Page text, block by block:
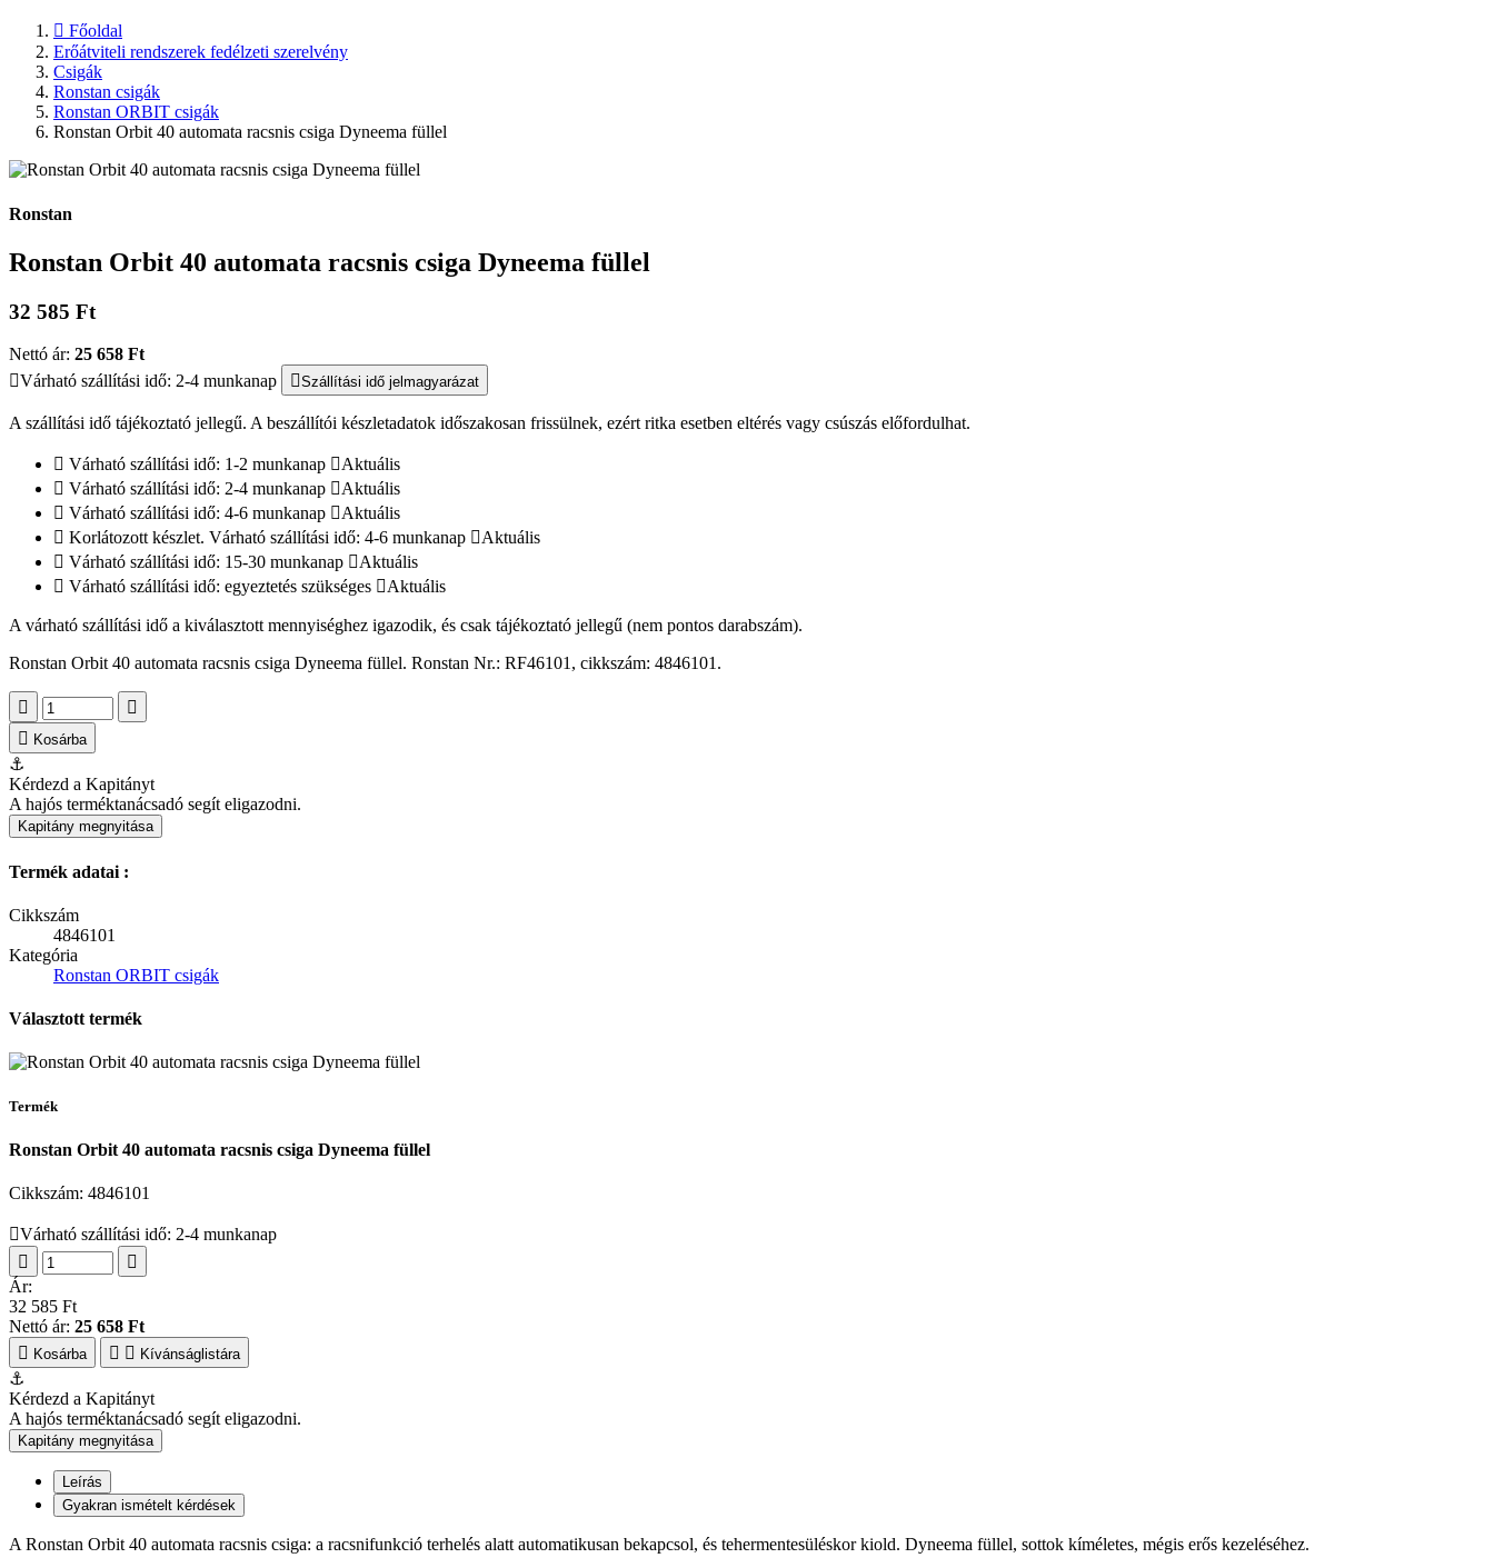
Főoldal
Erőátviteli rendszerek fedélzeti szerelvény
Csigák
Ronstan csigák
Ronstan ORBIT csigák
Ronstan Orbit 40 automata racsnis csiga Dyneema füllel
Ronstan
Ronstan Orbit 40 automata racsnis csiga Dyneema füllel
32 585 Ft
Nettó ár: 25 658 Ft
Várható szállítási idő: 2-4 munkanap
Szállítási idő jelmagyarázat
A szállítási idő tájékoztató jellegű. A beszállítói készletadatok időszakosan frissülnek, ezért ritka esetben eltérés vagy csúszás előfordulhat.
Várható szállítási idő: 1-2 munkanap
Aktuális
Várható szállítási idő: 2-4 munkanap
Aktuális
Várható szállítási idő: 4-6 munkanap
Aktuális
Korlátozott készlet. Várható szállítási idő: 4-6 munkanap
Aktuális
Várható szállítási idő: 15-30 munkanap
Aktuális
Várható szállítási idő: egyeztetés szükséges
Aktuális
A várható szállítási idő a kiválasztott mennyiséghez igazodik, és csak tájékoztató jellegű (nem pontos darabszám).
Ronstan Orbit 40 automata racsnis csiga Dyneema füllel. Ronstan Nr.: RF46101, cikkszám: 4846101.
Kosárba
⚓
Kérdezd a Kapitányt
A hajós terméktanácsadó segít eligazodni.
Kapitány megnyitása
Termék adatai :
Cikkszám
4846101
Kategória
Ronstan ORBIT csigák
Választott termék
Termék
Ronstan Orbit 40 automata racsnis csiga Dyneema füllel
Cikkszám: 4846101
Várható szállítási idő: 2-4 munkanap
Ár:
32 585 Ft
Nettó ár: 25 658 Ft
Kosárba Kívánságlistára
⚓
Kérdezd a Kapitányt
A hajós terméktanácsadó segít eligazodni.
Kapitány megnyitása
Leírás
Gyakran ismételt kérdések
A Ronstan Orbit 40 automata racsnis csiga: a racsnifunkció terhelés alatt automatikusan bekapcsol, és tehermentesüléskor kiold. Dyneema füllel, sottok kíméletes, mégis erős kezeléséhez.